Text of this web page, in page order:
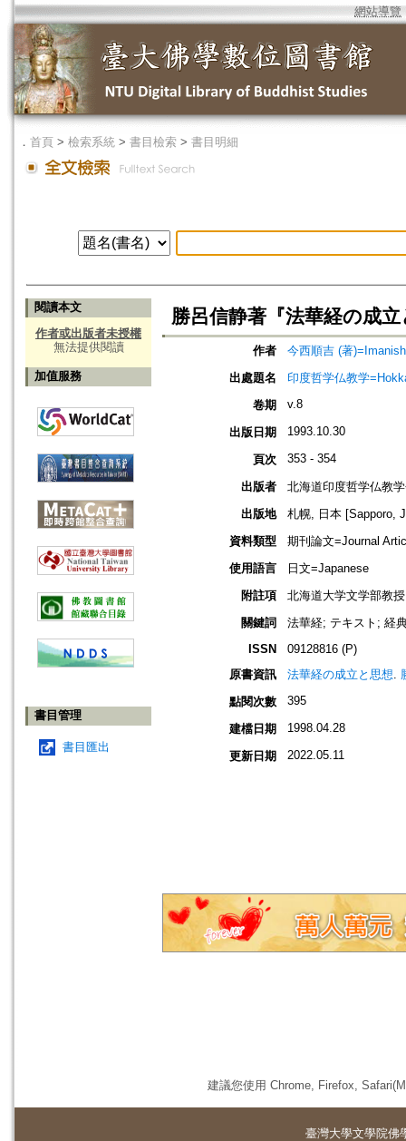
網站導覽
． 首頁 > 檢索系統 > 書目檢索 > 書目明細
閱讀本文
作者或出版者未授權
無法提供閱讀
加值服務
書目管理
書目匯出
勝呂信静著『法華経の成
作者
今西順吉 (著
出處題名
印度哲学仏教学
卷期
v.8
出版日期 1993.10.30
頁次 353 - 354
出版者
北海道印度哲学仏教
出版地
札幌, 日本 [Sapporo,
資料類型
期刊論文=Journal
使用語言
日文=Japanese
附註項
北海道大学文学部教授
關鍵詞
法華経; テキスト; 経
ISSN
09128816 (P)
原書資訊
法華経の成立と思想.
點閱次數
395
建檔日期 1998.04.28
更新日期 2022.05.11
建議您使用 Chrome, Firefox,
臺灣大學文學院佛